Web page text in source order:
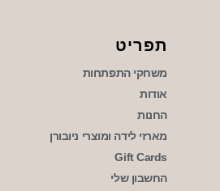
תפריט
משחקי התפתחות
אודות
החנות
מארזי לידה ומוצרי ניובורן
Gift Cards
החשבון שלי